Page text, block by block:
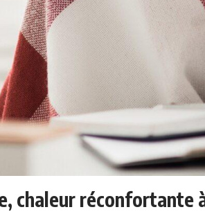
chaleur réconfortante